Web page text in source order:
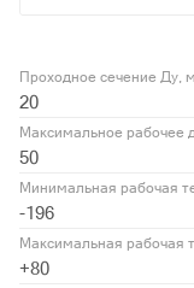
Проходное сечение Ду,
20
Максимальное рабочее
50
Минимальная рабочая
-196
Максимальная рабочая
+80